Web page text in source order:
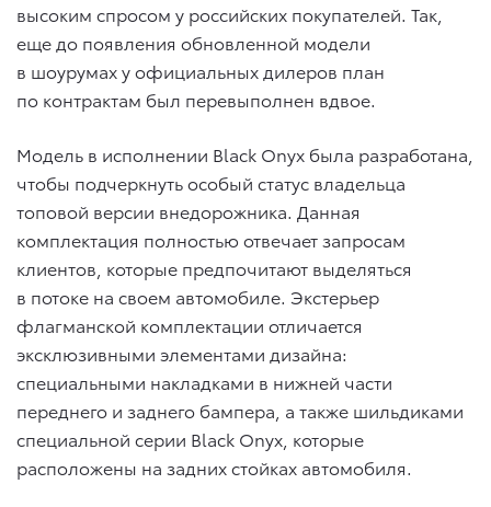
высоким спросом у российских покупателей. Так,
еще до появления обновленной модели
в шоурумах у официальных дилеров план
по контрактам был перевыполнен вдвое.
Модель в исполнении Black Onyx была разработана,
чтобы подчеркнуть особый статус владельца
топовой версии внедорожника. Данная
комплектация полностью отвечает запросам
клиентов, которые предпочитают выделяться
в потоке на своем автомобиле. Экстерьер
флагманской комплектации отличается
эксклюзивными элементами дизайна:
специальными накладками в нижней части
переднего и заднего бампера, а также шильдиками
специальной серии Black Onyx, которые
расположены на задних стойках автомобиля.